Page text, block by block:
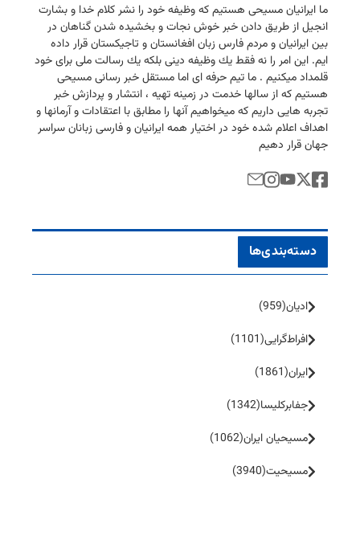
ما ایرانیان مسیحی هستیم كه وظیفه خود را نشر كلام خدا و بشارت
انجیل از طریق دادن خبر خوش نجات و بخشیده شدن گناهان در
بین ایرانیان و مردم فارس زبان افغانستان و تاجیكستان قرار داده
ایم. این امر را نه فقط یك وظیفه دینی بلكه یك رسالت ملی برای خود
قلمداد میكنیم . ما تیم حرفه ای اما مستقل خبر رسانی مسیحی
هستیم كه از سالها خدمت در زمینه تهیه ، انتشار و پردازش خبر
تجربه هایی داریم كه میخواهیم آنها را مطابق با اعتقادات و آرمانها و
اهداف اعلام شده خود در اختیار همه ایرانیان و فارسی زبانان سراسر
جهان قرار دهیم
دسته‌بندی‌ها
ادیان(959)
افراط‌گرایی(1101)
ایران(1861)
جفا‌بر‌کلیسا(1342)
مسیحیان ایران(1062)
مسیحیت(3940)